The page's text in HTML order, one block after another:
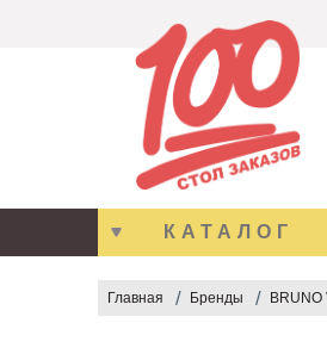
КАТАЛОГ
Главная Бренды BRUNO